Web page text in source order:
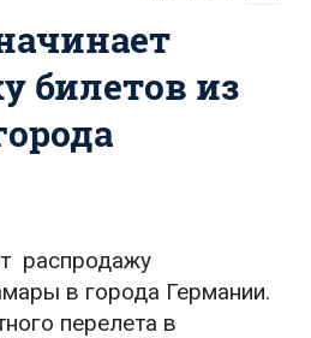
билетов из
распродажу
в города Германии.
перелета в